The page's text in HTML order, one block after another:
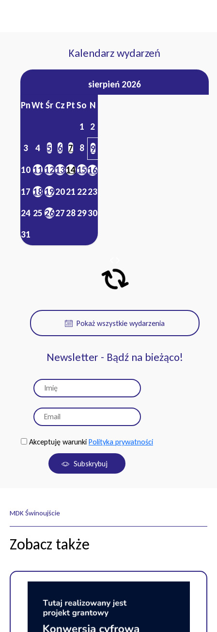
Kalendarz wydarzeń
sierpień 2026
PnWt Śr Cz PtSo N
1
2
3
4 5 6 7 8 9
10 111213141516
17 18192021 2223
24 25 2627282930
31
Pokaż wszystkie wydarzenia
Newsletter - Bądź na bieżąco!
Akceptuję warunki Polityka prywatności
Subskrybuj
MDK Świnoujście
Zobacz także